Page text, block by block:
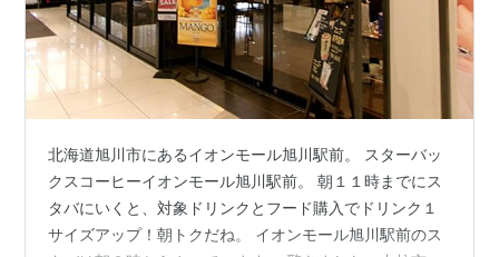
北海道旭川市にあるイオンモール旭川駅前。 スターバッ
クスコーヒーイオンモール旭川駅前。 朝１１時までにス
タバにいくと、対象ドリンクとフード購入でドリンク１
サイズアップ！朝トクだね。 イオンモール旭川駅前のス